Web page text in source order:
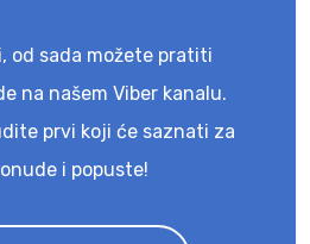
od sada možete pratiti
na našem Viber kanalu.
prvi koji će saznati za
i popuste!